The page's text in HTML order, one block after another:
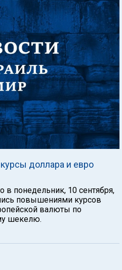
доллара и евро
в понедельник, 10 сентября,
повышениями курсов
валюты по
шекелю.